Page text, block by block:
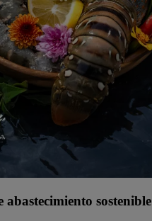
abastecimiento sostenible